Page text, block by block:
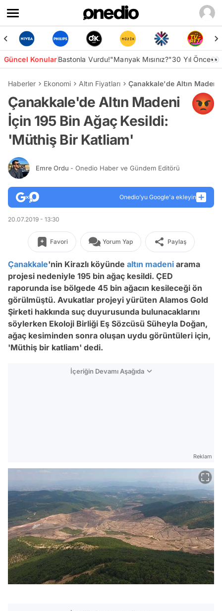
Güncel KonularBastonla Vurdu!"Manyak Mısınız?"30 Yıl Önce👀
Haberler Ekonomi Altın Fiyatları Çanakkale'de Altın
Çanakkale'de Altın Madeni
İçin 195 Bin Ağaç Kesildi:
'Müthiş Bir Katliam'
Emre Ordu - Onedio Haber ve Gündem Editörü
Onedio’yu Google'a ekleyin
20.07.2019 - 13:30
Favori Yorum Yap Paylaş
Çanakkale'nin Kirazlı köyünde altın madeni arama
projesi nedeniyle 195 bin ağaç kesildi. ÇED
raporunda ise bölgede 45 bin ağacın kesileceği ön
görülmüştü. Avukatlar projeyi yürüten Alamos Gold
Şirketi hakkında suç duyurusunda bulunacaklarını
söylerken Ekoloji Birliği Eş Sözcüsü Süheyla Doğan,
ağaç kesiminden sonra oluşan uydu görüntüleri için,
'Müthiş bir katliam' dedi.
İçeriğin Devamı Aşağıda
Reklam